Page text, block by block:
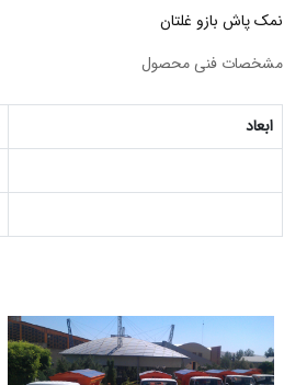
نمک پاش بازو غلتان
مشخصات فنی محصول
ابعاد